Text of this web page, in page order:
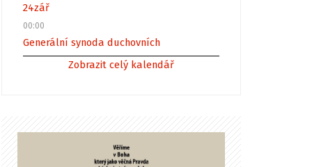
24zář
00:00
Generální synoda duchovních
Zobrazit celý kalendář